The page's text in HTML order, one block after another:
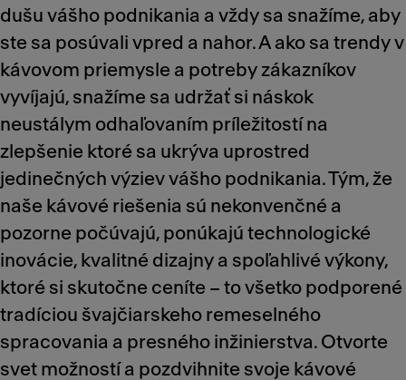
dušu vášho podnikania a vždy sa snažíme, aby
ste sa posúvali vpred a nahor. A ako sa trendy v
kávovom priemysle a potreby zákazníkov
vyvíjajú, snažíme sa udržať si náskok
neustálym odhaľovaním príležitostí na
zlepšenie ktoré sa ukrýva uprostred
jedinečných výziev vášho podnikania. Tým, že
naše kávové riešenia sú nekonvenčné a
pozorne počúvajú, ponúkajú technologické
inovácie, kvalitné dizajny a spoľahlivé výkony,
ktoré si skutočne ceníte – to všetko podporené
tradíciou švajčiarskeho remeselného
spracovania a presného inžinierstva. Otvorte
svet možností a pozdvihnite svoje kávové